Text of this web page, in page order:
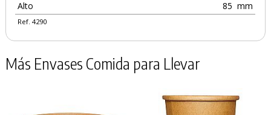
Alto
85 mm
Ref. 4290
Más Envases Comida para Llevar